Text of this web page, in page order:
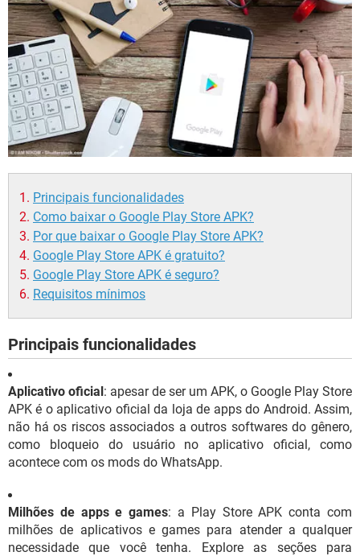
Principais funcionalidades
Como baixar o Google Play Store APK?
Por que baixar o Google Play Store APK?
Google Play Store APK é gratuito?
Google Play Store APK é seguro?
Requisitos mínimos
Principais funcionalidades
Aplicativo oficial: apesar de ser um APK, o Google Play Store
APK é o aplicativo oficial da loja de apps do Android. Assim,
não há os riscos associados a outros softwares do gênero,
como bloqueio do usuário no aplicativo oficial, como
acontece com os mods do WhatsApp.
Milhões de apps e games: a Play Store APK conta com
milhões de aplicativos e games para atender a qualquer
necessidade que você tenha. Explore as seções para